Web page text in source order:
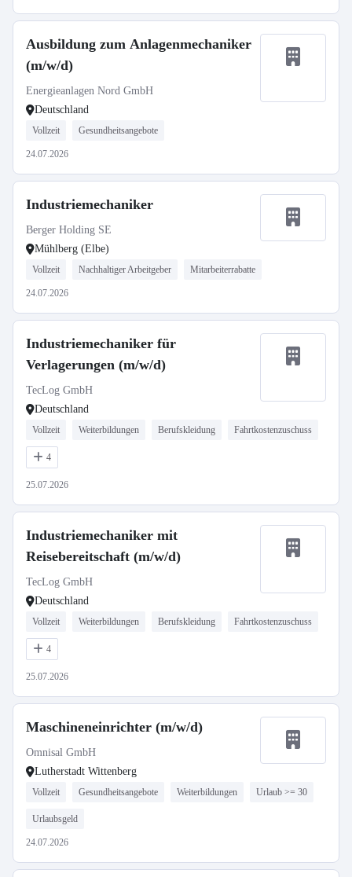
Ausbildung zum Anlagenmechaniker
(m/w/d)
Energieanlagen Nord GmbH
Deutschland
Vollzeit Gesundheitsangebote
24.07.2026
Industriemechaniker
Berger Holding SE
Mühlberg (Elbe)
Vollzeit Nachhaltiger Arbeitgeber Mitarbeiterrabatte
24.07.2026
Industriemechaniker für
Verlagerungen (m/w/d)
TecLog GmbH
Deutschland
Vollzeit Weiterbildungen Berufskleidung Fahrtkostenzuschuss
4
25.07.2026
Industriemechaniker mit
Reisebereitschaft (m/w/d)
TecLog GmbH
Deutschland
Vollzeit Weiterbildungen Berufskleidung Fahrtkostenzuschuss
4
25.07.2026
Maschineneinrichter (m/w/d)
Omnisal GmbH
Lutherstadt Wittenberg
Vollzeit Gesundheitsangebote Weiterbildungen Urlaub >= 30
Urlaubsgeld
24.07.2026